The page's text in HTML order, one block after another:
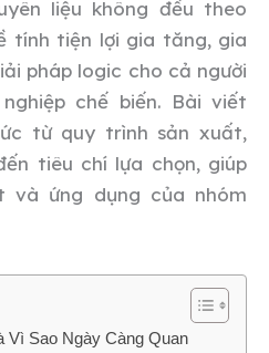
liệu không đều theo
tính tiện lợi gia tăng, gia
pháp logic cho cả người
chế biến. Bài viết
từ quy trình sản xuất,
tiêu chí lựa chọn, giúp
và ứng dụng của nhóm
Vì Sao Ngày Càng Quan